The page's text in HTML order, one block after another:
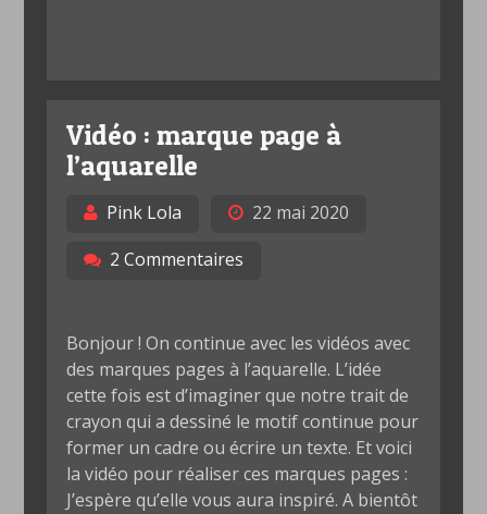
Vidéo : marque page à
l’aquarelle
Pink Lola
22 mai 2020
2 Commentaires
Bonjour ! On continue avec les vidéos avec
des marques pages à l’aquarelle. L’idée
cette fois est d’imaginer que notre trait de
crayon qui a dessiné le motif continue pour
former un cadre ou écrire un texte. Et voici
la vidéo pour réaliser ces marques pages :
J’espère qu’elle vous aura inspiré. A bientôt